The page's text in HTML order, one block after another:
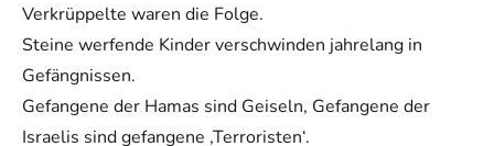
Verkrüppelte waren die Folge.
Steine werfende Kinder verschwinden jahrelang in
Gefängnissen.
Gefangene der Hamas sind Geiseln, Gefangene der
Israelis sind gefangene ‚Terroristen‘.